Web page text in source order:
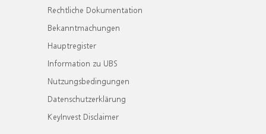
Rechtliche Dokumentation
Bekanntmachungen
Hauptregister
Information zu UBS
Nutzungsbedingungen
Datenschutzerklärung
KeyInvest Disclaimer